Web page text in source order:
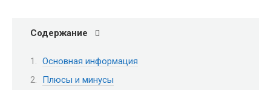
Содержание
Основная информация
Плюсы и минусы